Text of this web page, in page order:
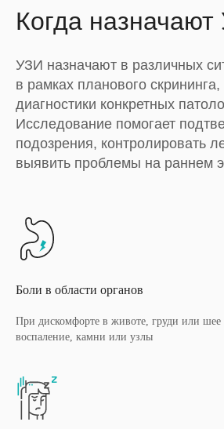
Когда
УЗИ назначают в различных
в рамках планового
диагностики конкретных
Исследование помогает
подозрения, контролировать
выявить проблемы на раннем
Боли в области органов
При дискомфорте в животе, груди или
воспаление, камни или узлы